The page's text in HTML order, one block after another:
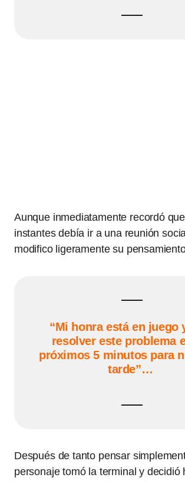
Aunque inmediatamente recordó
instantes debía ir a una reunión
modifico ligeramente su
“Mi honra está en juego
resolver este problema
próximos 5 minutos para
tarde”…
Después de tanto pensar
personaje tomó la terminal y decidió